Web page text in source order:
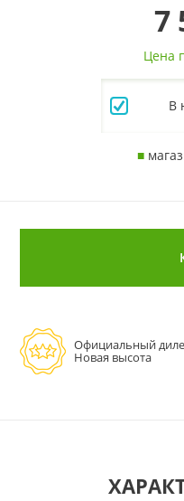
7
Цена
В
■
Официальный
Новая высота